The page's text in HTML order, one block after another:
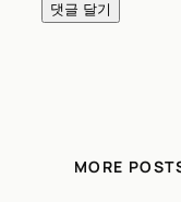
MORE